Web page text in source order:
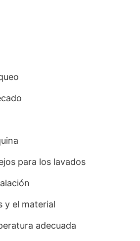
para los lavados
y el material
adecuada